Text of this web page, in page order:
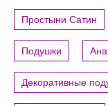
Простыни Сатин
Подушки
Декоративные